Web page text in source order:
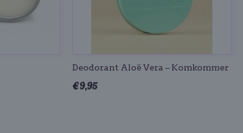
Deodorant Aloë Vera – Komkommer
€ 9,95